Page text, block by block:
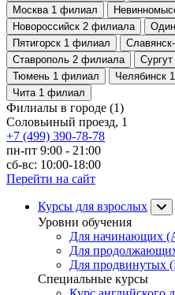
Москва 1 филиал
Новороссийск 2 филиала
Пятигорск 1 филиал
Ставрополь 2 филиала Сургут
Тюмень 1 филиал Челябинск
Чита 1 филиал
Филиалы в городе (1)
Соловьиный проезд, 1
+7 (499) 390-78-78
пн-пт 9:00 - 21:00
сб-вс: 10:00-18:00
Перейти на сайт
Курсы для взрослых
Уровни обучения
Для начинающих
Для
Для продвинутых
Специальные курсы